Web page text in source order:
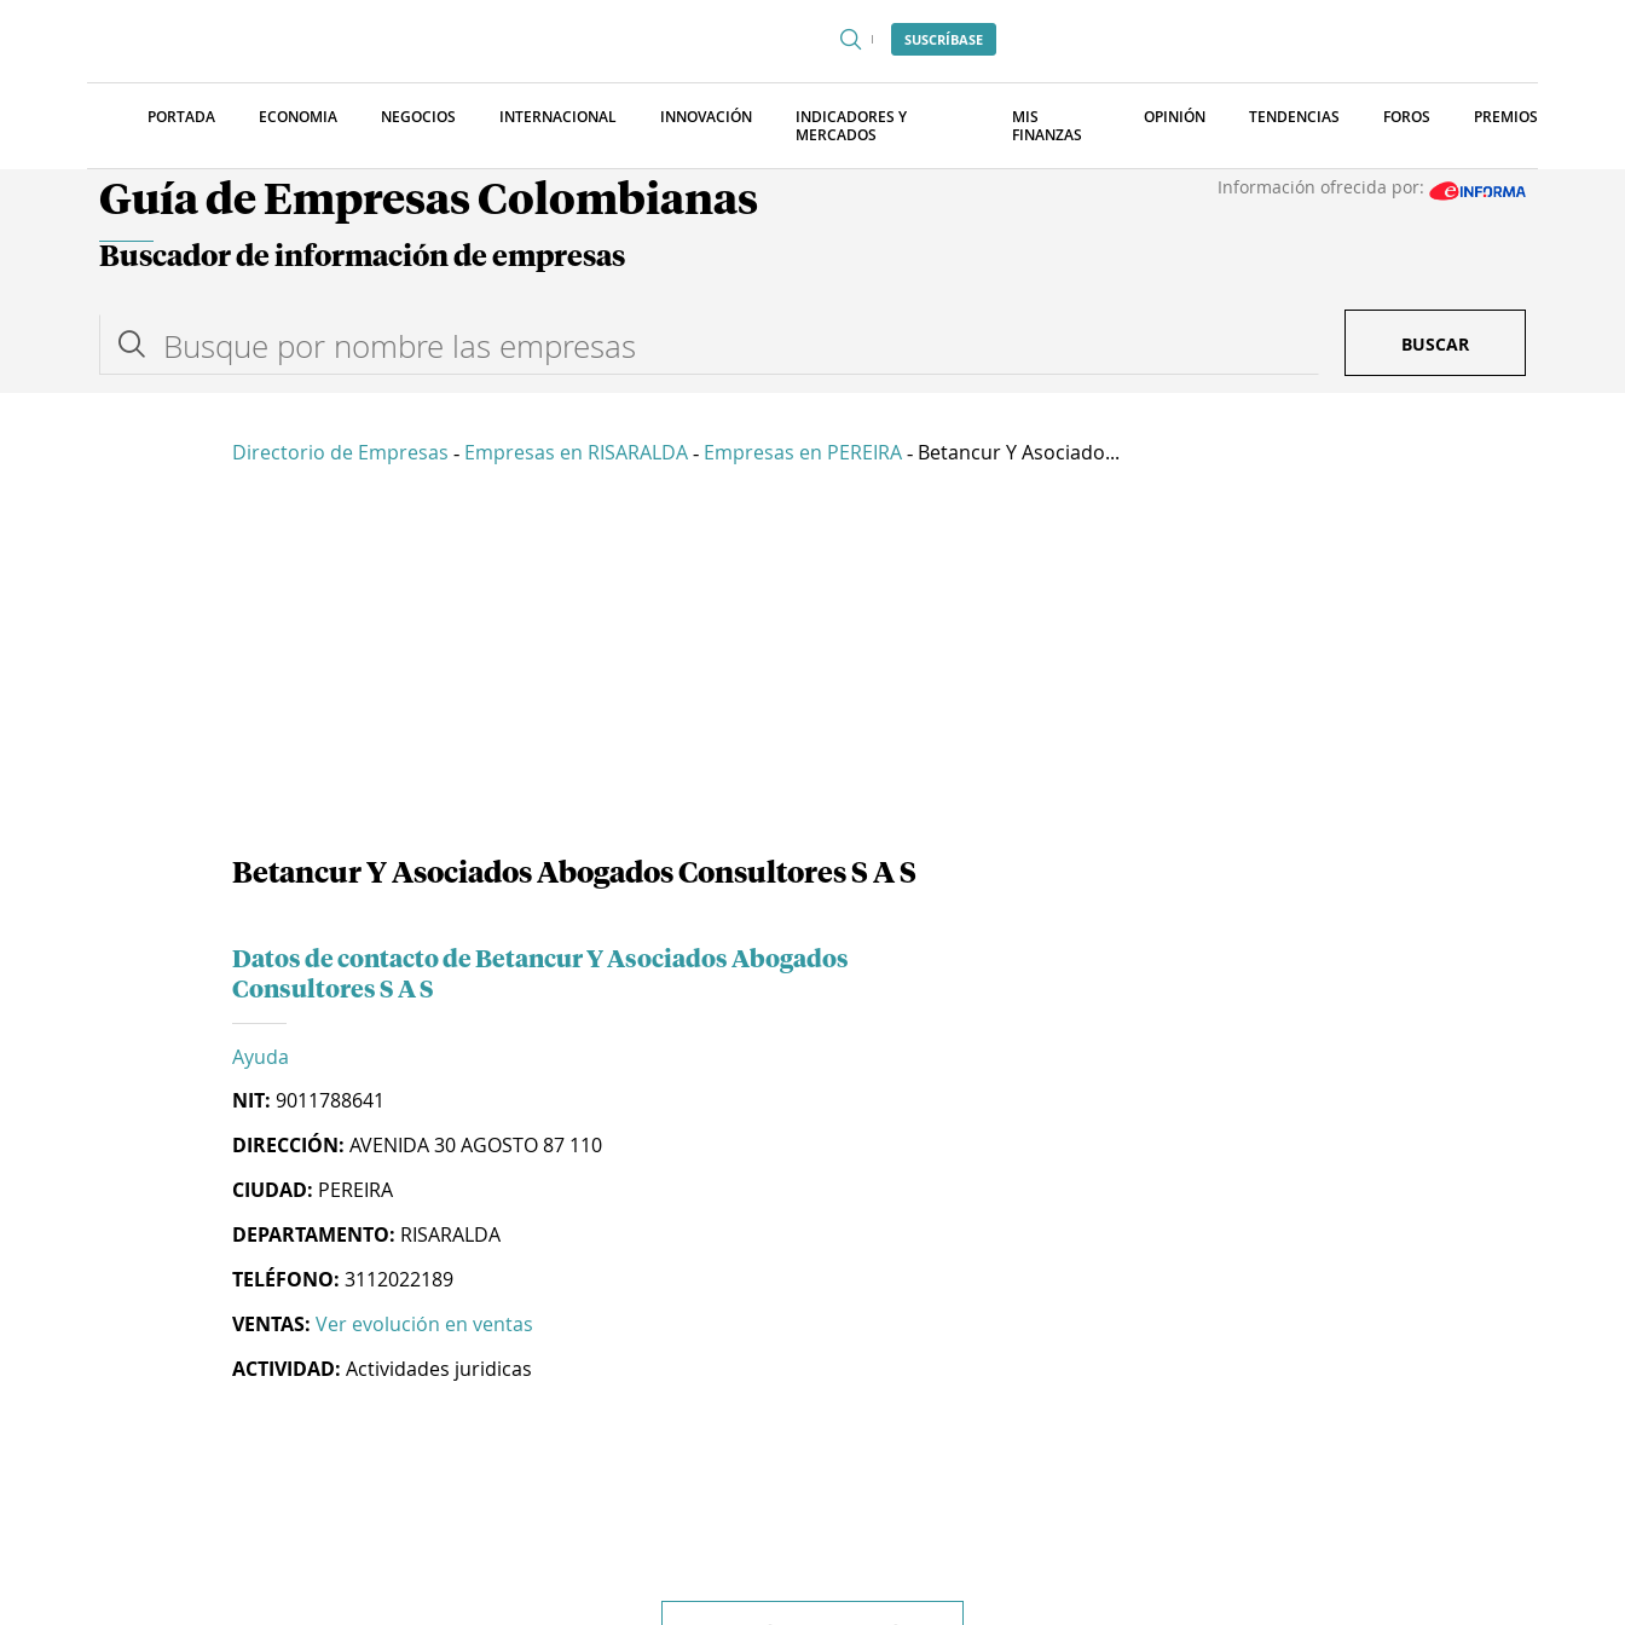
SUSCRÍBASE
PORTADA ECONOMIA NEGOCIOS INTERNACIONAL INNOVACIÓN
INDICADORES Y
MERCADOS
MIS
FINANZAS
OPINIÓN TENDENCIAS FOROS PREMIOS
Guía de Empresas Colombianas Información ofrecida por:
Buscador de información de empresas
BUSCAR
Directorio de Empresas - Empresas en RISARALDA - Empresas en PEREIRA - Betancur Y Asociado...
Betancur Y Asociados Abogados Consultores S A S
Datos de contacto de Betancur Y Asociados Abogados
Consultores S A S
Ayuda
NIT: 9011788641
DIRECCIÓN: AVENIDA 30 AGOSTO 87 110
CIUDAD: PEREIRA
DEPARTAMENTO: RISARALDA
TELÉFONO: 3112022189
VENTAS: Ver evolución en ventas
ACTIVIDAD: Actividades juridicas